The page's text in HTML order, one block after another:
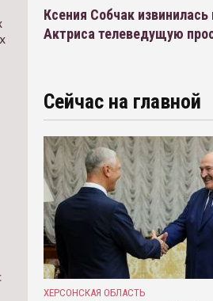
Ксения Собчак
Актриса телеведущую
Сейчас на главной
ХЕРСОНСКАЯ ОБЛАСТЬ